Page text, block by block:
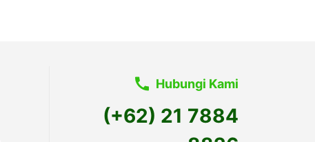
Hubungi Kami
(+62) 21 7884